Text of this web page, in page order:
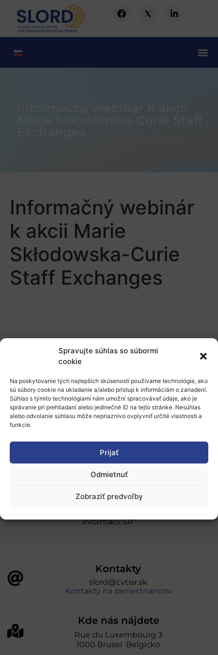
Spravujte súhlas so súbormi
cookie
Na poskytovanie tých najlepších skúseností používame technológie, ako
sú súbory cookie na ukladanie a/alebo prístup k informáciám o zariadení.
Súhlas s týmito technológiami nám umožní spracovávať údaje, ako je
správanie pri prehliadaní alebo jedinečné ID na tejto stránke. Nesúhlas
alebo odvolanie súhlasu môže nepriaznivo ovplyvniť určité vlastnosti a
funkcie.
Prijať
Odmietnuť
Zobraziť predvoľby
Informačný webinár
k akcii Marie
Skłodowska-Curie
Staff Exchanges
Naše služby
Financovanie a podpora
Stáže a pobyty
Ochrana osobných údajov
úniou v rámci Programu Slovensko. Portál
informácií SR“
Kontakty
slord@cvtisr.sk
Kontakty na zamestnancov
Kde nás nájdete
Rue du Luxembourg 3
1000 Brusel Belgicko